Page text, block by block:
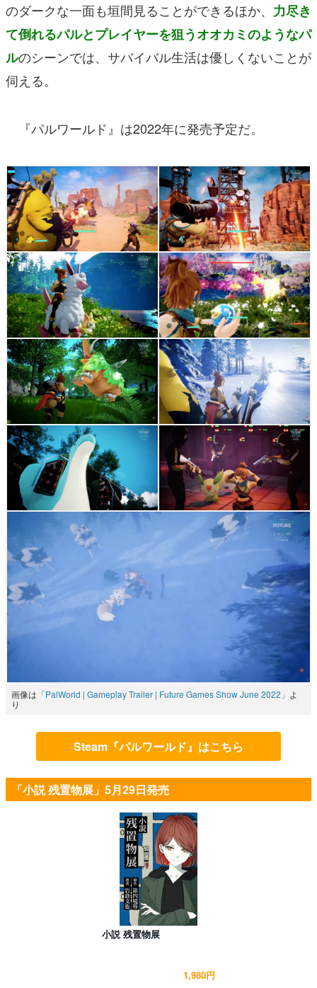
のダークな一面も垣間見ることができるほか、 力尽き
て倒れるパルとプレイヤーを狙うオオカミのようなパ
ルのシーンでは、サバイバル生活は優しくないことが
伺える。
『パルワールド』は2022年に発売予定だ。
画像は 「PalWorld | Gameplay Trailer | Future Games Show June 2022」 よ
り
Steam『パルワールド』はこちら
「小説 残置物展」5月29日発売
小説 残置物展
1,980円